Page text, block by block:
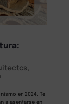
,
en 2024. Te
a asentarse en